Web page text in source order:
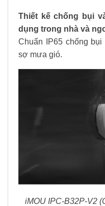
Thiết kế chống bụi
dụng trong nhà và
Chuẩn IP65 chống
sợ mưa gió.
iMOU IPC-B32P-V2